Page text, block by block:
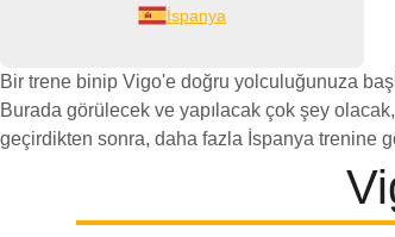
İspanya
Bir trene binip Vigo'e doğru yolculuğunuza
Burada görülecek ve yapılacak çok şey
geçirdikten sonra, daha fazla İspanya trenine